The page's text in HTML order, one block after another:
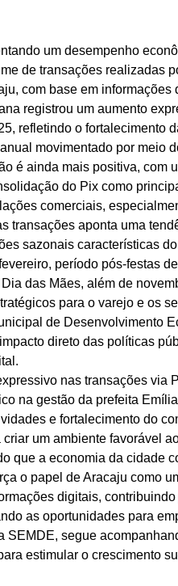
um desempenho
de transações realizadas
com base em
registrou um aumento
refletindo o fortalecimento
movimentado por meio
é ainda mais positiva, com
do Pix como
comerciais,
transações aponta uma
sazonais características
período pós-festas
das Mães, além de
para o varejo e os
de Desenvolvimento
direto das políticas
nas transações via
na gestão da prefeita
e fortalecimento do
um ambiente favorável
que a economia da cidade
o papel de Aracaju como
digitais,
as oportunidades para
SEMDE, segue
estimular o crescimento